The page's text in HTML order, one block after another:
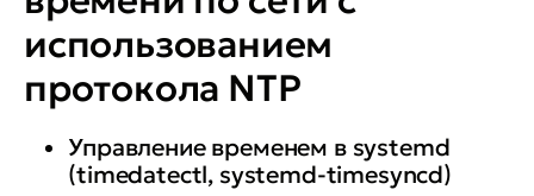
использованием
протокола NTP
Управление временем в systemd
(timedatectl, systemd-timesyncd)